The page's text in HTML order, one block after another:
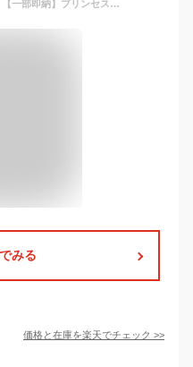
【25日限定ポイント最大47倍】【一部即納】プリンセスドレス ディズニープリンセス オーロラ姫 プレゼント ハロウィン コスプレ キッズ ピンク 子供 キッズ フォーマル コスチューム 衣装 仮装 子ども キッズドレス 女の子 90 100 110 120 130 140 150 子供服 ワンピース
みる
価格と在庫を楽天でチェック >>